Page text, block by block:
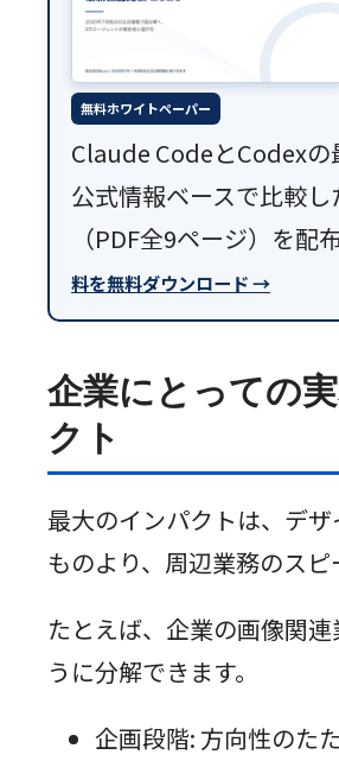
無料ホワイトペーパー
Claude CodeとCodexの
公式情報ベースで比較し
（PDF全9ページ）を配
料を無料ダウンロード →
企業にとっての
クト
最大のインパクトは、デ
ものより、周辺業務のスピ
たとえば、企業の画像関
うに分解できます。
企画段階: 方向性のた